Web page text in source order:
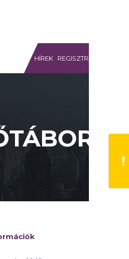
SE HÍREK REGISZTRÁCIÓ